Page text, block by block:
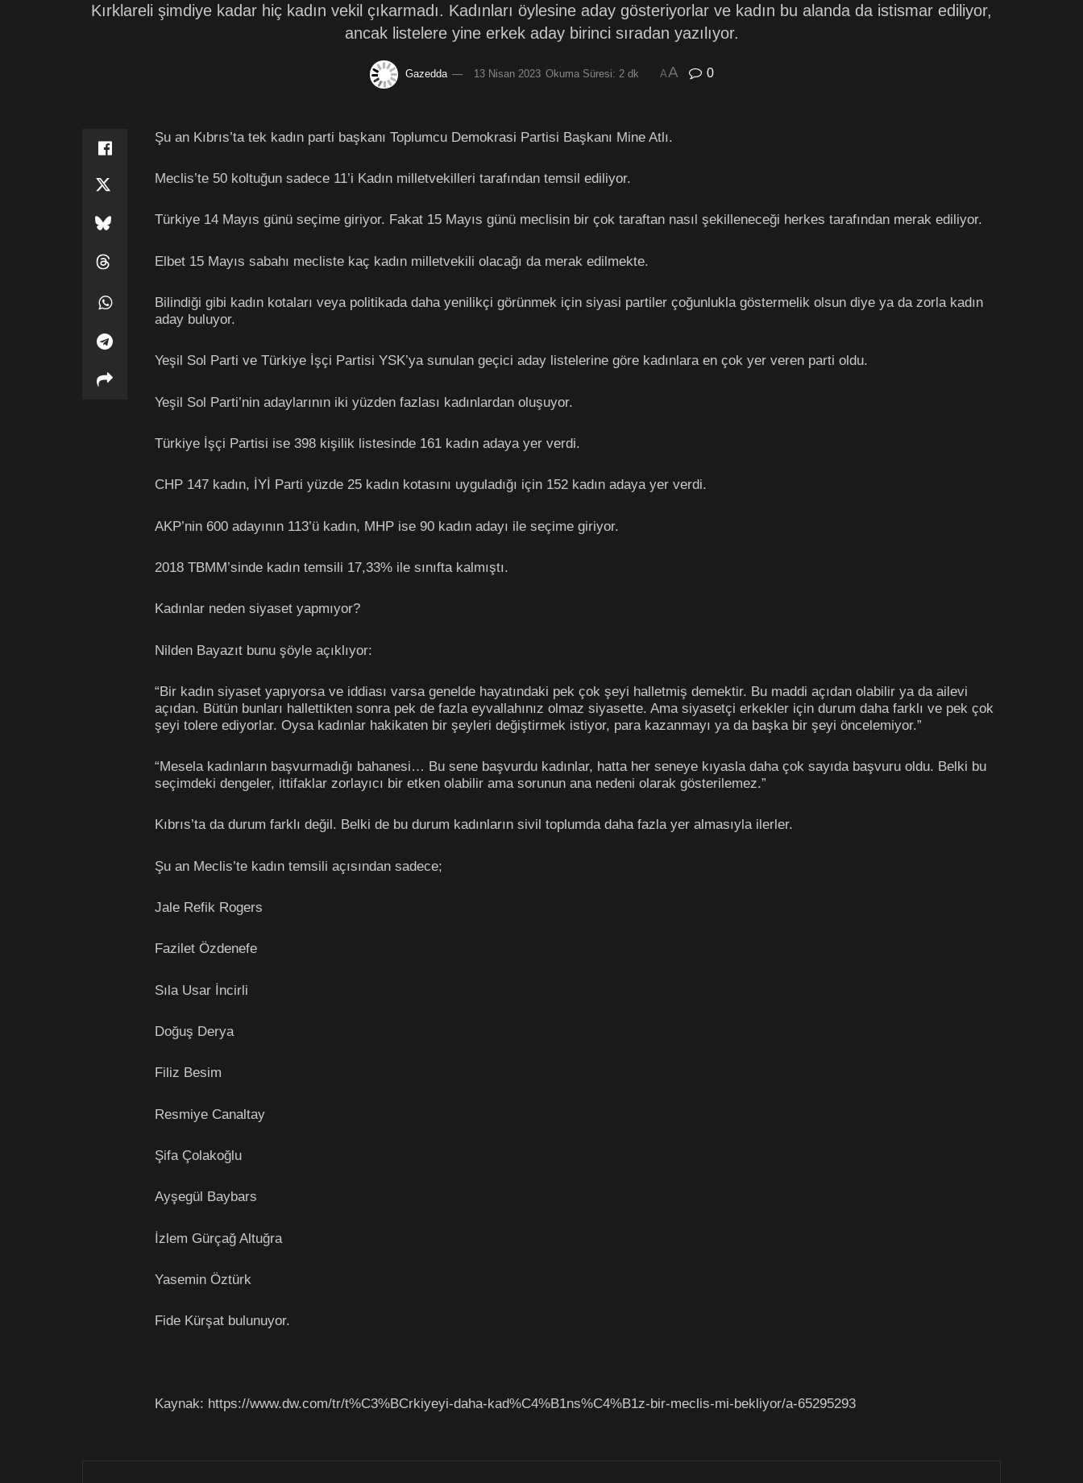
Kırklareli şimdiye kadar hiç kadın vekil çıkarmadı. Kadınları öylesine aday gösteriyorlar ve kadın bu alanda da istismar ediliyor,
ancak listelere yine erkek aday birinci sıradan yazılıyor.
Gazedda 13 Nisan 2023 Okuma Süresi: 2 dk AA 0
Şu an Kıbrıs’ta tek kadın parti başkanı Toplumcu Demokrasi Partisi Başkanı Mine Atlı.
Meclis’te 50 koltuğun sadece 11’i Kadın milletvekilleri tarafından temsil ediliyor.
Türkiye 14 Mayıs günü seçime giriyor. Fakat 15 Mayıs günü meclisin bir çok taraftan nasıl şekilleneceği herkes tarafından merak ediliyor.
Elbet 15 Mayıs sabahı mecliste kaç kadın milletvekili olacağı da merak edilmekte.
Bilindiği gibi kadın kotaları veya politikada daha yenilikçi görünmek için siyasi partiler çoğunlukla göstermelik olsun diye ya da zorla kadın
aday buluyor.
Yeşil Sol Parti ve Türkiye İşçi Partisi YSK’ya sunulan geçici aday listelerine göre kadınlara en çok yer veren parti oldu.
Yeşil Sol Parti’nin adaylarının iki yüzden fazlası kadınlardan oluşuyor.
Türkiye İşçi Partisi ise 398 kişilik listesinde 161 kadın adaya yer verdi.
CHP 147 kadın, İYİ Parti yüzde 25 kadın kotasını uyguladığı için 152 kadın adaya yer verdi.
AKP’nin 600 adayının 113’ü kadın, MHP ise 90 kadın adayı ile seçime giriyor.
2018 TBMM’sinde kadın temsili 17,33% ile sınıfta kalmıştı.
Kadınlar neden siyaset yapmıyor?
Nilden Bayazıt bunu şöyle açıklıyor:
“Bir kadın siyaset yapıyorsa ve iddiası varsa genelde hayatındaki pek çok şeyi halletmiş demektir. Bu maddi açıdan olabilir ya da ailevi
açıdan. Bütün bunları hallettikten sonra pek de fazla eyvallahınız olmaz siyasette. Ama siyasetçi erkekler için durum daha farklı ve pek çok
şeyi tolere ediyorlar. Oysa kadınlar hakikaten bir şeyleri değiştirmek istiyor, para kazanmayı ya da başka bir şeyi öncelemiyor.”
“Mesela kadınların başvurmadığı bahanesi… Bu sene başvurdu kadınlar, hatta her seneye kıyasla daha çok sayıda başvuru oldu. Belki bu
seçimdeki dengeler, ittifaklar zorlayıcı bir etken olabilir ama sorunun ana nedeni olarak gösterilemez.”
Kıbrıs’ta da durum farklı değil. Belki de bu durum kadınların sivil toplumda daha fazla yer almasıyla ilerler.
Şu an Meclis’te kadın temsili açısından sadece;
Jale Refik Rogers
Fazilet Özdenefe
Sıla Usar İncirli
Doğuş Derya
Filiz Besim
Resmiye Canaltay
Şifa Çolakoğlu
Ayşegül Baybars
İzlem Gürçağ Altuğra
Yasemin Öztürk
Fide Kürşat bulunuyor.
Kaynak: https://www.dw.com/tr/t%C3%BCrkiyeyi-daha-kad%C4%B1ns%C4%B1z-bir-meclis-mi-bekliyor/a-65295293